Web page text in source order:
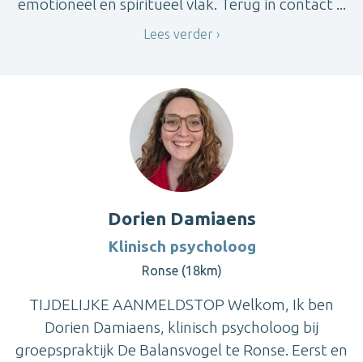
emotioneel en spiritueel vlak. Terug in contact ...
Lees verder
Dorien Damiaens
Klinisch psycholoog
Ronse (18km)
TIJDELIJKE AANMELDSTOP Welkom, Ik ben
Dorien Damiaens, klinisch psycholoog bij
groepspraktijk De Balansvogel te Ronse. Eerst en